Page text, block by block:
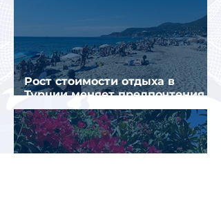
Рост стоимости отдыха в
Турции меняет предпочтения
туристов